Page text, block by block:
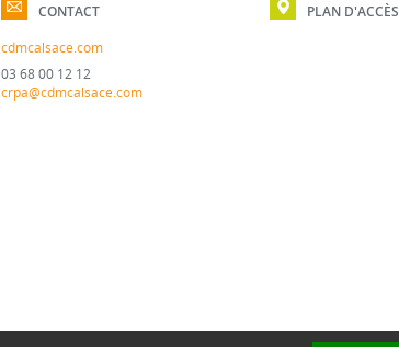
CONTACT
cdmcalsace.com
03 68 00 12 12
crpa@cdmcalsace.com
PLAN D'ACCÈS